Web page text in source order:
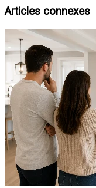
Articles connexes